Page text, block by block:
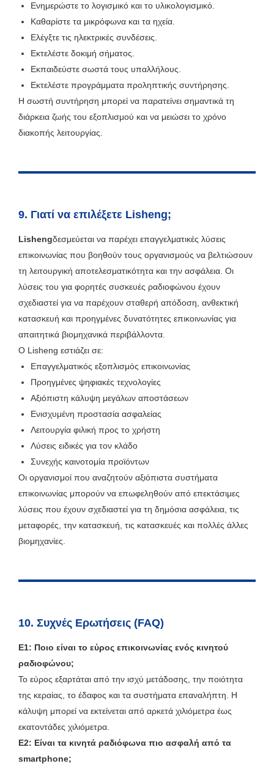
Ενημερώστε το λογισμικό και το υλικολογισμικό.
Καθαρίστε τα μικρόφωνα και τα ηχεία.
Ελέγξτε τις ηλεκτρικές συνδέσεις.
Εκτελέστε δοκιμή σήματος.
Εκπαιδεύστε σωστά τους υπαλλήλους.
Εκτελέστε προγράμματα προληπτικής συντήρησης.
Η σωστή συντήρηση μπορεί να παρατείνει σημαντικά τη
διάρκεια ζωής του εξοπλισμού και να μειώσει το χρόνο
διακοπής λειτουργίας.
9. Γιατί να επιλέξετε Lisheng;
Lishengδεσμεύεται να παρέχει επαγγελματικές λύσεις
επικοινωνίας που βοηθούν τους οργανισμούς να βελτιώσουν
τη λειτουργική αποτελεσματικότητα και την ασφάλεια. Οι
λύσεις του για φορητές συσκευές ραδιοφώνου έχουν
σχεδιαστεί για να παρέχουν σταθερή απόδοση, ανθεκτική
κατασκευή και προηγμένες δυνατότητες επικοινωνίας για
απαιτητικά βιομηχανικά περιβάλλοντα.
Ο Lisheng εστιάζει σε:
Επαγγελματικός εξοπλισμός επικοινωνίας
Προηγμένες ψηφιακές τεχνολογίες
Αξιόπιστη κάλυψη μεγάλων αποστάσεων
Ενισχυμένη προστασία ασφαλείας
Λειτουργία φιλική προς το χρήστη
Λύσεις ειδικές για τον κλάδο
Συνεχής καινοτομία προϊόντων
Οι οργανισμοί που αναζητούν αξιόπιστα συστήματα
επικοινωνίας μπορούν να επωφεληθούν από επεκτάσιμες
λύσεις που έχουν σχεδιαστεί για τη δημόσια ασφάλεια, τις
μεταφορές, την κατασκευή, τις κατασκευές και πολλές άλλες
βιομηχανίες.
10. Συχνές Ερωτήσεις (FAQ)
Ε1: Ποιο είναι το εύρος επικοινωνίας ενός κινητού
ραδιοφώνου;
Το εύρος εξαρτάται από την ισχύ μετάδοσης, την ποιότητα
της κεραίας, το έδαφος και τα συστήματα επαναλήπτη. Η
κάλυψη μπορεί να εκτείνεται από αρκετά χιλιόμετρα έως
εκατοντάδες χιλιόμετρα.
Ε2: Είναι τα κινητά ραδιόφωνα πιο ασφαλή από τα
smartphone;